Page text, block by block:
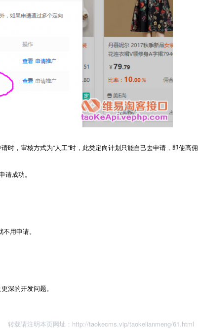
，审核方式为“人工”时，此类定向计划只能自己去申请，即使高佣
成功。
用申请。
深的开发问题。
转载请注明本页网址： http://taokecms.vip/taokelianmeng/61.html